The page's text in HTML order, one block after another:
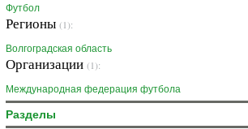
Футбол
Регионы (1):
Волгоградская область
Организации (1):
Международная федерация футбола
Разделы